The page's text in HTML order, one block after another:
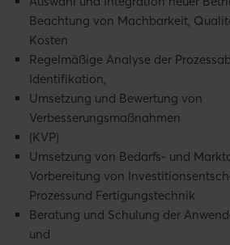
Beachtung von Machbarkeit,
Kosten
Regelmäßige Analyse der
Identifikation,
Umsetzung und Bewertung von
Verbesserungsmaßnahmen
(KVP)
Umsetzung von Bedarfs- und
Vorbereitung von
Prozessund Fertigungstechnik
Beratung und Schulung der
und